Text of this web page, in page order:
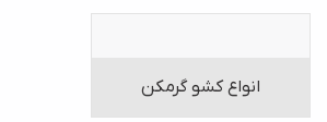
انواع کشو گرمکن